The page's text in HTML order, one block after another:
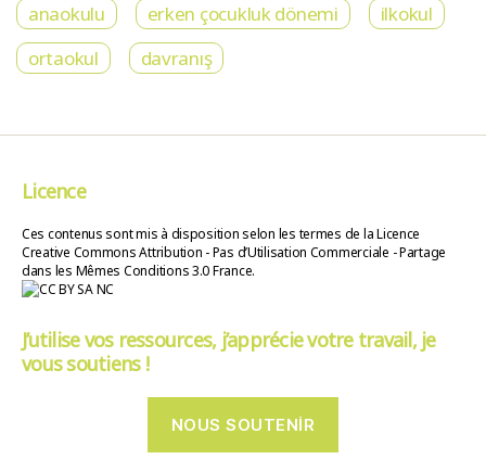
anaokulu erken çocukluk dönemi
ilkokul
ortaokul
davranış
Licence
Ces contenus sont mis à disposition selon les termes de la Licence
Creative Commons Attribution - Pas d’Utilisation Commerciale - Partage
dans les Mêmes Conditions 3.0 France.
J’utilise vos ressources, j’apprécie votre travail, je
vous soutiens !
NOUS SOUTENIR